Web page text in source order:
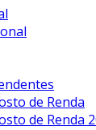
de Renda
de Renda